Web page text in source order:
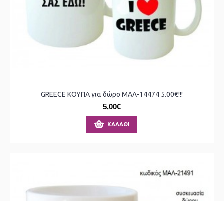
GREECE ΚΟΥΠΑ για δώρο ΜΑΛ-14474 5.00€!!!
5,00€
ΚΑΛΆΘΙ